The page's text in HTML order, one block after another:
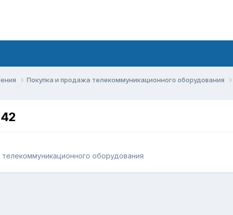
Покупка и продажа телекоммуникационного оборудования
оборудования